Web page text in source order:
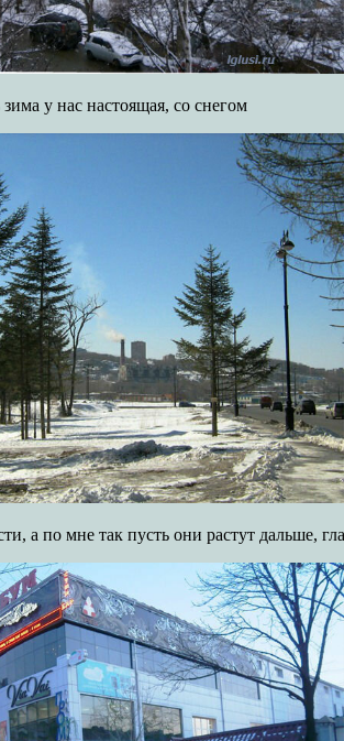
зима у нас настоящая, со снегом
а по мне так пусть они растут дальше,